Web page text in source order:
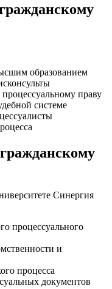
образованием
праву
системе
Синергия
процессуального
и
процесса
документов